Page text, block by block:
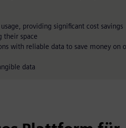
providing significant cost savings
their space
with reliable data to save money on
data